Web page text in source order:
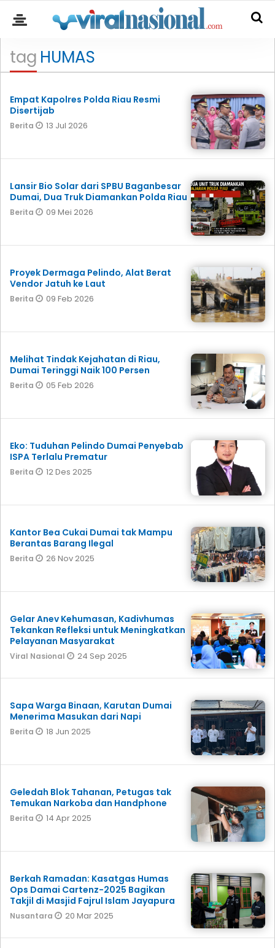
tag HUMAS
Empat Kapolres Polda Riau Resmi
Disertijab
Berita 13 Jul 2026
Lansir Bio Solar dari SPBU Baganbesar
Dumai, Dua Truk Diamankan Polda Riau
Berita 09 Mei 2026
Proyek Dermaga Pelindo, Alat Berat
Vendor Jatuh ke Laut
Berita 09 Feb 2026
Melihat Tindak Kejahatan di Riau,
Dumai Teringgi Naik 100 Persen
Berita 05 Feb 2026
Eko: Tuduhan Pelindo Dumai Penyebab
ISPA Terlalu Prematur
Berita 12 Des 2025
Kantor Bea Cukai Dumai tak Mampu
Berantas Barang Ilegal
Berita 26 Nov 2025
Gelar Anev Kehumasan, Kadivhumas
Tekankan Refleksi untuk Meningkatkan
Pelayanan Masyarakat
Viral Nasional 24 Sep 2025
Sapa Warga Binaan, Karutan Dumai
Menerima Masukan dari Napi
Berita 18 Jun 2025
Geledah Blok Tahanan, Petugas tak
Temukan Narkoba dan Handphone
Berita 14 Apr 2025
Berkah Ramadan: Kasatgas Humas
Ops Damai Cartenz-2025 Bagikan
Takjil di Masjid Fajrul Islam Jayapura
Nusantara 20 Mar 2025